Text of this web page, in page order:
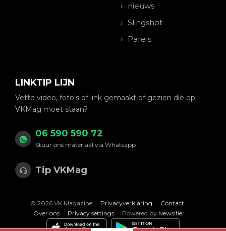
nieuws
Slingshot
Parels
LINKTIP LIJN
Vette video, foto's of link gemaakt of gezien die op
VKMag moet staan?
06 590 590 72
Stuur ons materiaal via Whatsapp
Tip VKMag
© 2026 VK Magazine Privacyverklaring
Contact
Over ons
Privacy settings Powered by Newsifier